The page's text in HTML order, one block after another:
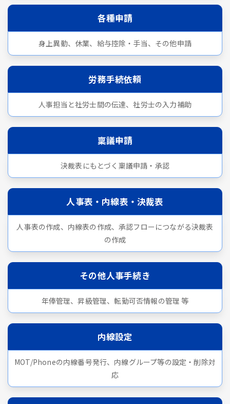
各種申請
身上異動、休業、給与控除・手当、その他申請
労務手続依頼
人事担当と社労士間の伝達、社労士の入力補助
稟議申請
決裁表にもとづく稟議申請・承認
人事表・内線表・決裁表
人事表の作成、内線表の作成、承認フローにつながる決裁表
の作成
その他人事手続き
年俸管理、昇級管理、転勤可否情報の管理 等
内線設定
MOT/Phoneの内線番号発行、内線グループ等の設定・削除対
応